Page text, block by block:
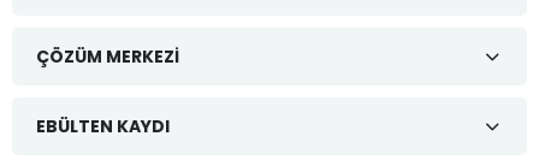
ÇÖZÜM MERKEZI
EBÜLTEN KAYDI